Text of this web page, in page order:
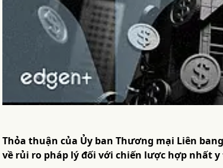
Thỏa thuận của Ủy ban Thương mại Liên
về rủi ro pháp lý đối với chiến lược hợp nhất